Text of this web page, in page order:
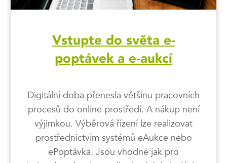
Vstupte do světa e-
poptávek a e-aukcí
Digitální doba přenesla většinu pracovních
procesů do online prostředí. A nákup není
výjimkou. Výběrová řízení lze realizovat
prostřednictvím systémů eAukce nebo
ePoptávka. Jsou vhodné jak pro